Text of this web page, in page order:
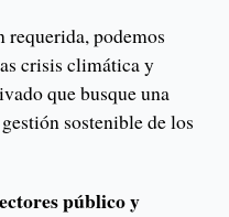
requerida, podemos
crisis climática y
que busque una
sostenible de los
público y